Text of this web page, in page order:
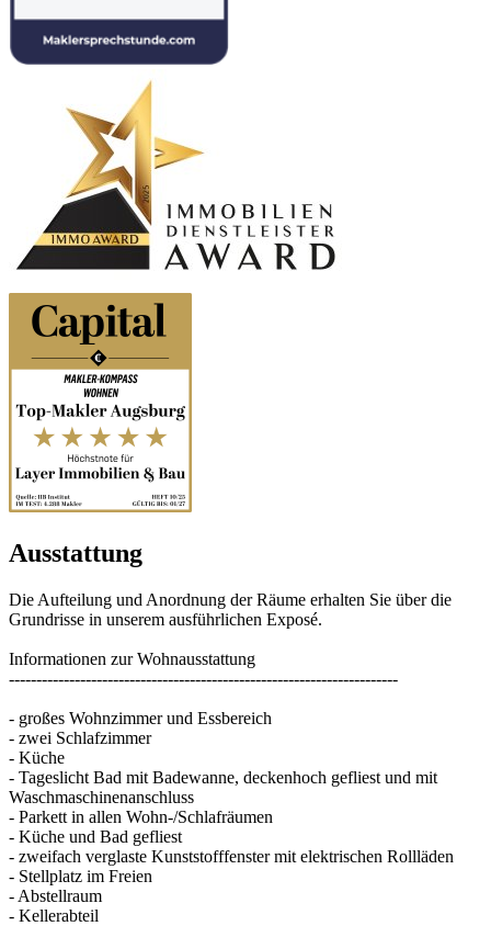
Ausstattung
Die Aufteilung und Anordnung der Räume erhalten Sie über die
Grundrisse in unserem ausführlichen Exposé.
Informationen zur Wohnausstattung
-----------------------------------------------------------------------
- großes Wohnzimmer und Essbereich
- zwei Schlafzimmer
- Küche
- Tageslicht Bad mit Badewanne, deckenhoch gefliest und mit
Waschmaschinenanschluss
- Parkett in allen Wohn-/Schlafräumen
- Küche und Bad gefliest
- zweifach verglaste Kunststofffenster mit elektrischen Rollläden
- Stellplatz im Freien
- Abstellraum
- Kellerabteil